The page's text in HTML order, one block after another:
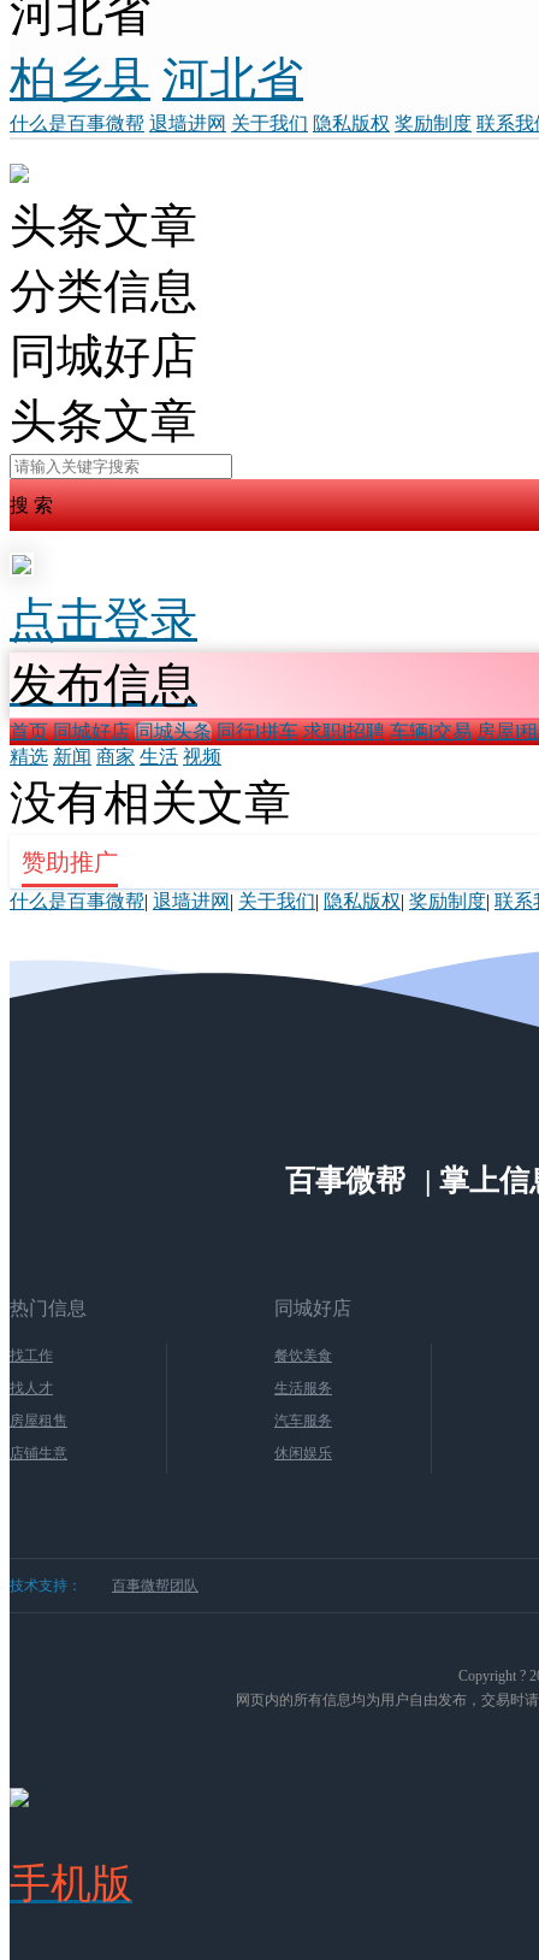
河北省
柏乡县 河北省
什么是百事微帮 退墙进网 关于我们 隐私版权 奖励制度 联系我
头条文章
分类信息
同城好店
头条文章
搜 索
点击登录
发布信息
首页 同城好店 同城头条 同行l拼车 求职l招聘 车辆l交易 房屋l
精选 新闻 商家 生活 视频
没有相关文章
赞助推广
什么是百事微帮| 退墙进网 | 关于我们| 隐私版权| 奖励制度| 联系
百事微帮 | 掌上
热门信息
找工作
找人才
房屋租售
店铺生意
同城好店
餐饮美食
生活服务
汽车服务
休闲娱乐
技术支持： 百事微帮团队
Copyright ?
网页内的所有信息均为用户自由发布，交易时
手机版